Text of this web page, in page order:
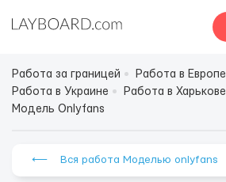
Работа за границей
Работа в Европе
Работа в Украине
Работа в Харькове
Модель Onlyfans
⟵ Вся работа Моделью onlyfans